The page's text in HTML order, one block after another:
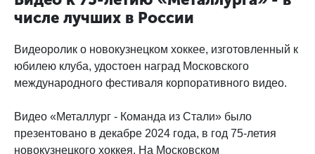
числе лучших в России
Видеоролик о новокузнецком хоккее, изготовленный к
юбилею клуба, удостоен наград Московского
международного фестиваля корпоративного видео.
Видео «Металлург - Команда из Стали» было
презентовано в декабре 2024 года, в год 75-летия
новокузнецкого хоккея. На Московском